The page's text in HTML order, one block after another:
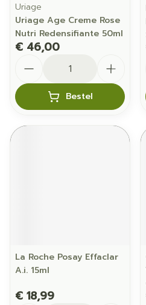
Uriage
Uriage Age Creme Rose
Nutri Redensifiante 50ml
€ 46,00
Bestel
La Roche Posay Effaclar
A.i. 15ml
€ 18,99